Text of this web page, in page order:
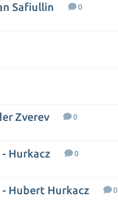
Safiullin
0
Zverev
0
Hurkacz
0
Hubert Hurkacz
0